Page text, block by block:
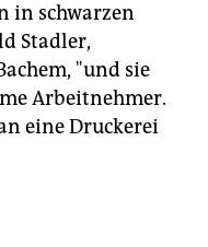
in schwarzen
Stadler,
"und sie
Arbeitnehmer.
eine Druckerei